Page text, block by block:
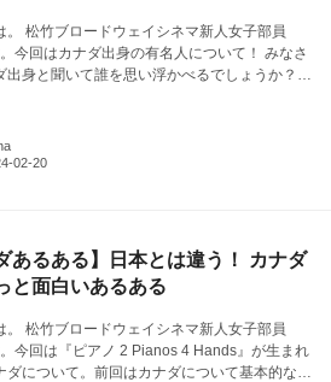
。 松竹ブロードウェイシネマ新人女子部員
今回はカナダ出身の有名人について！ みなさ
出身と聞いて誰を思い浮かべるでしょうか？
：『ピアノ 2 Pianos 4 Hands』より©Rick
あるある】日本とは違う！ カナダ
と面白いあるある
。 松竹ブロードウェイシネマ新人女子部員
今回は『ピアノ 2 Pianos 4 Hands』が生まれ
ダについて。前回はカナダについて基本的なこ